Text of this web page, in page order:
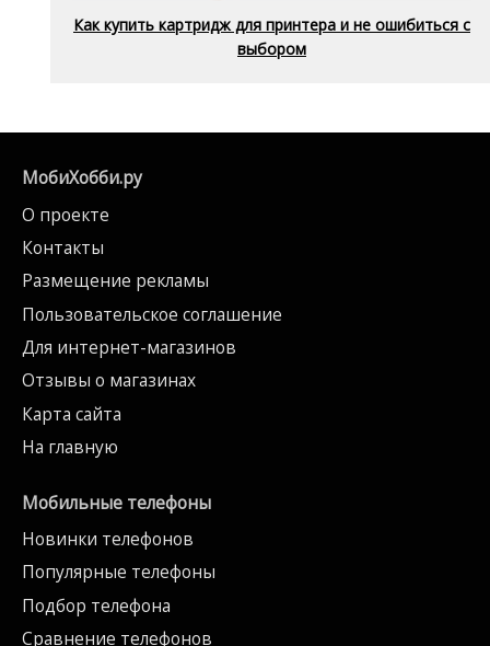
Как купить картридж для принтера и не ошибиться с
выбором
МобиХобби.ру
О проекте
Контакты
Размещение рекламы
Пользовательское соглашение
Для интернет-магазинов
Отзывы о магазинах
Карта сайта
На главную
Мобильные телефоны
Новинки телефонов
Популярные телефоны
Подбор телефона
Сравнение телефонов